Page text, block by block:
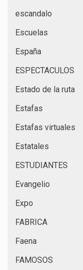
escandalo
Escuelas
España
ESPECTACULOS
Estado de la ruta
Estafas
Estafas virtuales
Estatales
ESTUDIANTES
Evangelio
Expo
FABRICA
Faena
FAMOSOS